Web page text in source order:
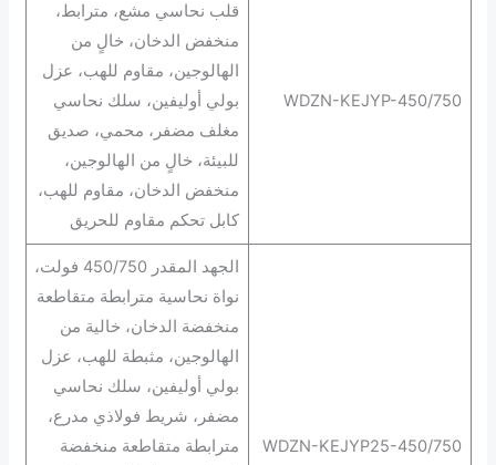
WDZN-KEJYP-450/750
قلب نحاسي مشع، مترابط،
منخفض الدخان، خالٍ من
الهالوجين، مقاوم للهب، عزل
بولي أوليفين، سلك نحاسي
مغلف مضفر، محمي، صديق
للبيئة، خالٍ من الهالوجين،
منخفض الدخان، مقاوم للهب،
كابل تحكم مقاوم للحريق
WDZN-KEJYP25-450/750
الجهد المقدر 450/750 فولت،
نواة نحاسية مترابطة متقاطعة
منخفضة الدخان، خالية من
الهالوجين، مثبطة للهب، عزل
بولي أوليفين، سلك نحاسي
مضفر، شريط فولاذي مدرع،
مترابطة متقاطعة منخفضة